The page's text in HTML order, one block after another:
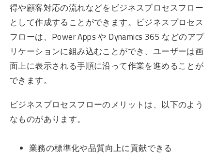
得や顧客対応の流れなどをビジネスプロセスフロー
として作成することができます。ビジネスプロセス
フローは、Power Apps や Dynamics 365 などのアプ
リケーションに組み込むことができ、ユーザーは画
面上に表示される手順に沿って作業を進めることが
できます。
ビジネスプロセスフローのメリットは、以下のよう
なものがあります。
業務の標準化や品質向上に貢献できる